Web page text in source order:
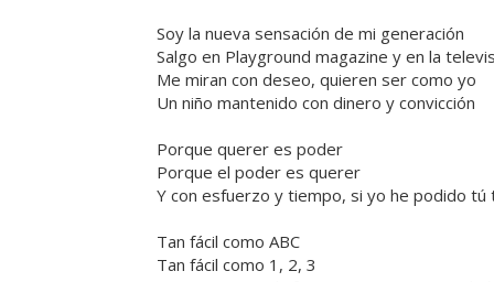
Soy la nueva sensación de mi generación
Salgo en Playground magazine y en la
Me miran con deseo, quieren ser como yo
Un niño mantenido con dinero y convicción
Porque querer es poder
Porque el poder es querer
Y con esfuerzo y tiempo, si yo he podido tú
Tan fácil como ABC
Tan fácil como 1, 2, 3